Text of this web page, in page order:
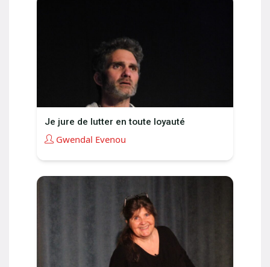
Je jure de lutter en toute loyauté
Gwendal Evenou